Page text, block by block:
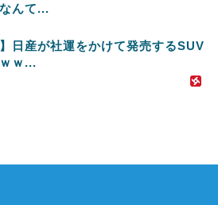
んて...
】日産が社運をかけて発売するSUV
ｗ...